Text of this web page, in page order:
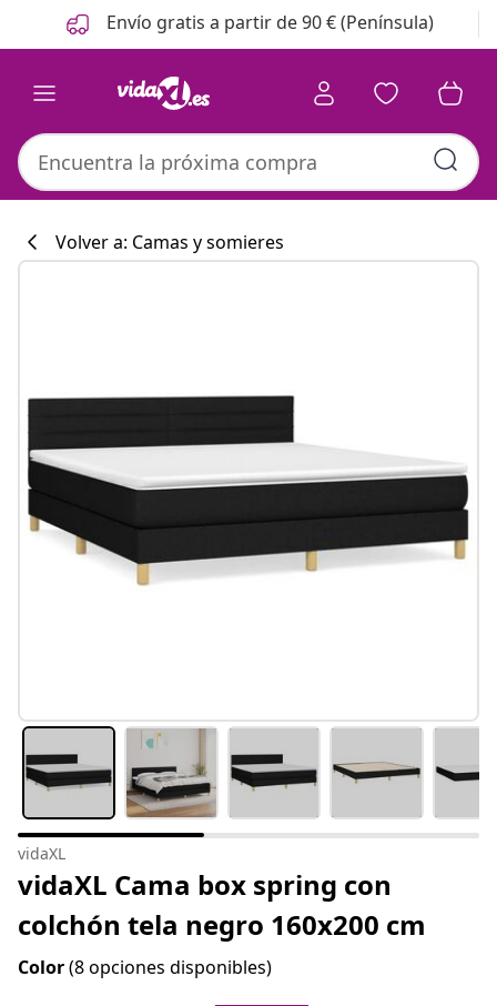
Anterior
Siguiente Envío gratis a partir de 90 € (Península)
Volver a: Camas y somieres
vidaXL
vidaXL Cama box spring con
colchón tela negro 160x200 cm
Color(8 opciones disponibles)